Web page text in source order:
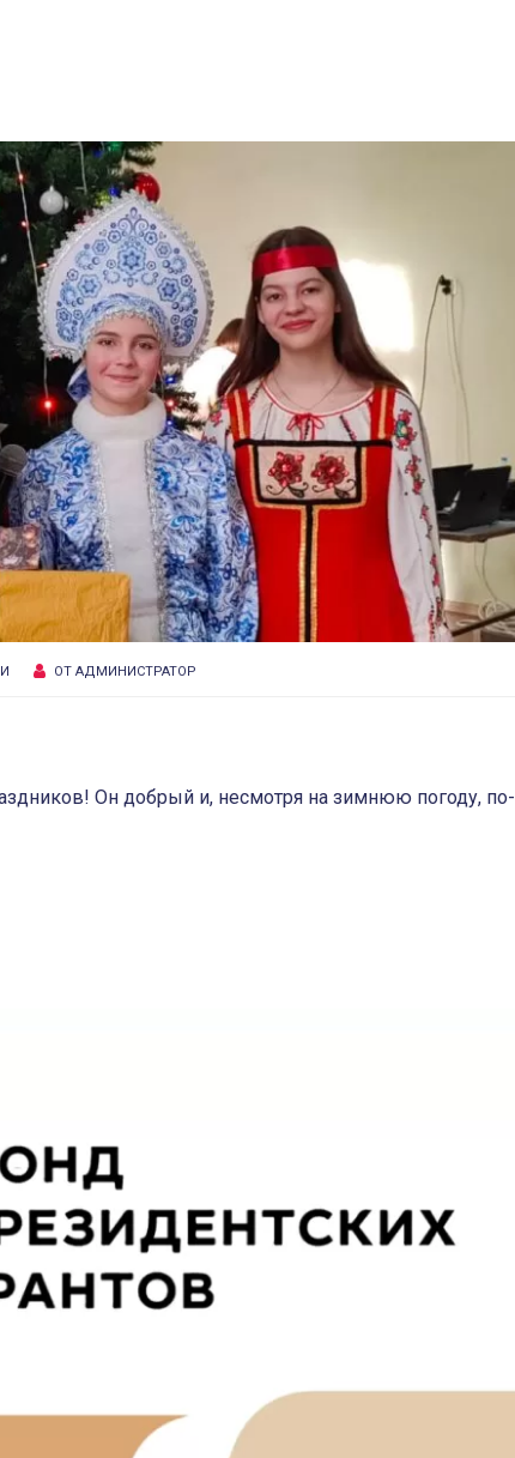
ОТ АДМИНИСТРАТОР
Он добрый и, несмотря на зимнюю погоду, по-